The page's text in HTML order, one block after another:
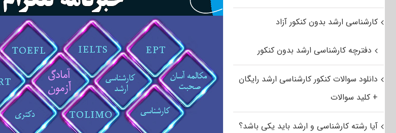
کارشناسی ارشد بدون کنکور آزاد
دفترچه کارشناسی ارشد بدون کنکور
دانلود سوالات کنکور کارشناسی ارشد رایگان
+ کلید سوالات
آیا رشته کارشناسی و ارشد باید یکی باشد؟